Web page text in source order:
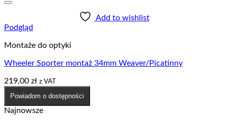
Add to wishlist
Podgląd
Montaże do optyki
Wheeler Sporter montaż 34mm Weaver/Picatinny
219,00 zł z VAT
Powiadom o dostępności
Najnowsze